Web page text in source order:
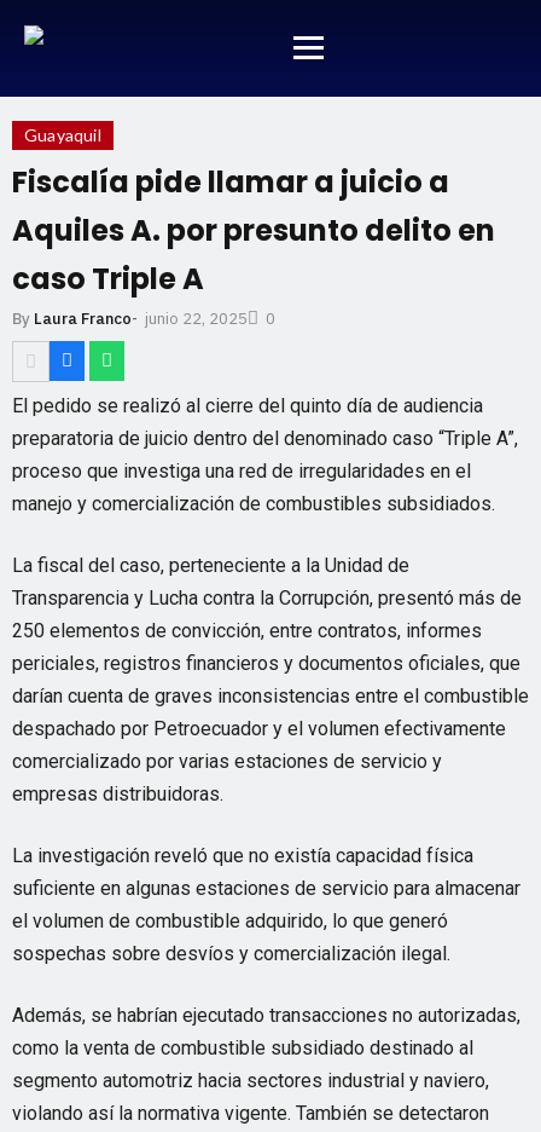
Guayaquil
Fiscalía pide llamar a juicio a
Aquiles A. por presunto delito en
caso Triple A
By Laura Franco- junio 22, 2025 0
El pedido se realizó al cierre del quinto día de audiencia
preparatoria de juicio dentro del denominado caso “Triple A”,
proceso que investiga una red de irregularidades en el
manejo y comercialización de combustibles subsidiados.
La fiscal del caso, perteneciente a la Unidad de
Transparencia y Lucha contra la Corrupción, presentó más de
250 elementos de convicción, entre contratos, informes
periciales, registros financieros y documentos oficiales, que
darían cuenta de graves inconsistencias entre el combustible
despachado por Petroecuador y el volumen efectivamente
comercializado por varias estaciones de servicio y
empresas distribuidoras.
La investigación reveló que no existía capacidad física
suficiente en algunas estaciones de servicio para almacenar
el volumen de combustible adquirido, lo que generó
sospechas sobre desvíos y comercialización ilegal.
Además, se habrían ejecutado transacciones no autorizadas,
como la venta de combustible subsidiado destinado al
segmento automotriz hacia sectores industrial y naviero,
violando así la normativa vigente. También se detectaron